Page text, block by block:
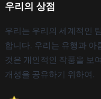
우리의 상점
우리는 우리의 세계적인
합니다. 우리는 유행과 아
것은 개인적인 작풍을 보
개성을 공유하기 위하여.